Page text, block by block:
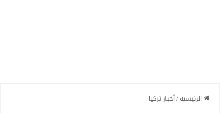
الرئيسية/أخبار تركيا